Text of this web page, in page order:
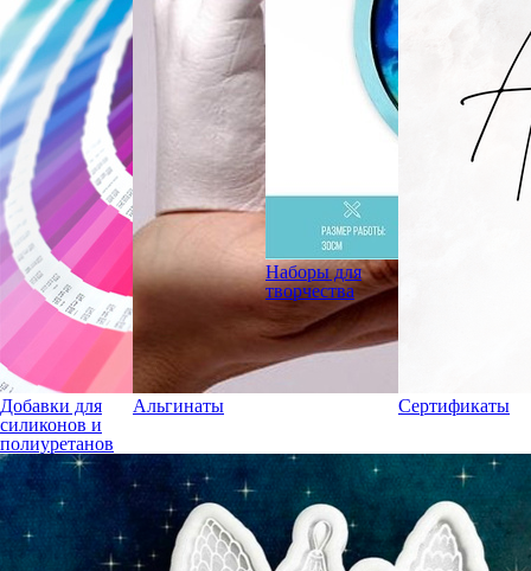
Добавки для
силиконов и
полиуретанов
Альгинаты
Наборы для
творчества
Сертификаты